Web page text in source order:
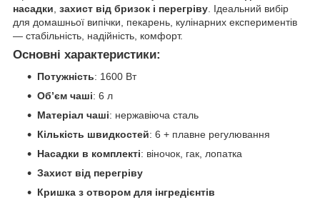
насадки, захист від бризок і перегріву. Ідеальний вибір
для домашньої випічки, пекарень, кулінарних експериментів
— стабільність, надійність, комфорт.
Основні характеристики:
Потужність: 1600 Вт
Об’єм чаші: 6 л
Матеріал чаші: нержавіюча сталь
Кількість швидкостей: 6 + плавне регулювання
Насадки в комплекті: віночок, гак, лопатка
Захист від перегріву
Кришка з отвором для інгредієнтів